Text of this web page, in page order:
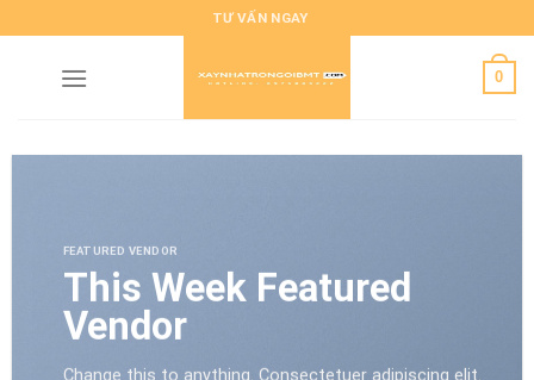
to
content
TƯ VẤN NGAY
0
FEATURED VENDOR
This Week Featured
Vendor
Change this to anything. Consectetuer adipiscing elit.